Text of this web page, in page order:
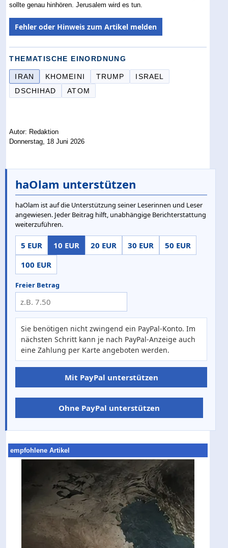
sollte genau hinhören. Jerusalem wird es tun.
Fehler oder Hinweis zum Artikel melden
THEMATISCHE EINORDNUNG
IRAN KHOMEINI TRUMP
ISRAEL
DSCHIHAD
ATOM
Autor: Redaktion
Donnerstag, 18 Juni 2026
haOlam unterstützen
haOlam ist auf die Unterstützung seiner Leserinnen und Leser
angewiesen. Jeder Beitrag hilft, unabhängige Berichterstattung
weiterzuführen.
5 EUR 10 EUR 20 EUR 30 EUR
50 EUR
100 EUR
Freier Betrag
Sie benötigen nicht zwingend ein PayPal-Konto. Im
nächsten Schritt kann je nach PayPal-Anzeige auch
eine Zahlung per Karte angeboten werden.
Mit PayPal unterstützen
Ohne PayPal unterstützen
empfohlene Artikel